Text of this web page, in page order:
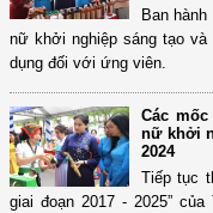
Ban
nữ khởi nghiệp sáng tạo và
dụng đối với ứng viên.
Các
nữ khởi
2024
Tiếp tục
giai đoạn 2017 - 2025”